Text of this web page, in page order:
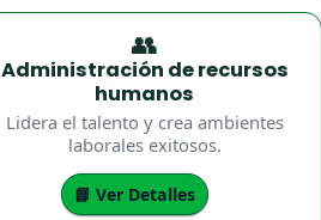
👥
Administración de recursos
humanos
Lidera el talento y crea ambientes
laborales exitosos.
📘 Ver Detalles